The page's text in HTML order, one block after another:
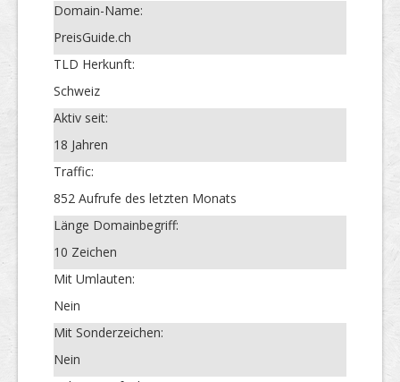
Domain-Name:
PreisGuide.ch
TLD Herkunft:
Schweiz
Aktiv seit:
18 Jahren
Traffic:
852 Aufrufe des letzten Monats
Länge Domainbegriff:
10 Zeichen
Mit Umlauten:
Nein
Mit Sonderzeichen:
Nein